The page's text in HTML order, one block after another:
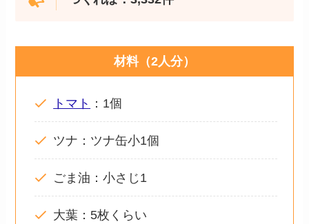
材料（2人分）
トマト ：1個
ツナ：ツナ缶小1個
ごま油：小さじ1
大葉：5枚くらい